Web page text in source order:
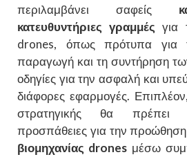
περιλαμβάνει σαφείς
κατευθυντήριες γραμμές για
drones, όπως πρότυπα για
παραγωγή και τη συντήρηση
οδηγίες για την ασφαλή και
διάφορες εφαρμογές.
στρατηγικής θα πρέπει
προσπάθειες για την προώθηση
βιομηχανίας drones μέσω